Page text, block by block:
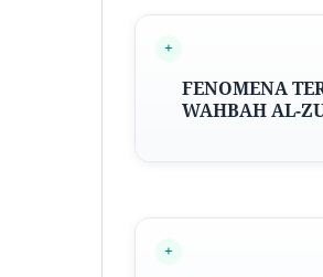
FENOMENA
WAHBAH AL-